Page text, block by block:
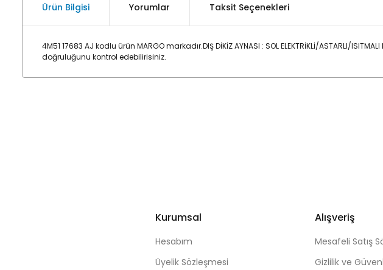
Ürün Bilgisi Yorumlar Taksit Seçenekleri
4M51 17683 AJ kodlu ürün MARGO markadır.DIŞ DİKİZ AYNASI : SOL ELEKTRİKLİ/ASTARLI/
doğruluğunu kontrol edebilirisiniz.
Kurumsal
Hesabım
Üyelik Sözleşmesi
Alışveriş
Mesafeli Satış
Gizlilik ve